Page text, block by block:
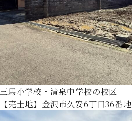
三馬小学校・清泉中学校の校区
【売土地】金沢市久安6丁目36番地